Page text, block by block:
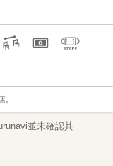
。
並未確認其